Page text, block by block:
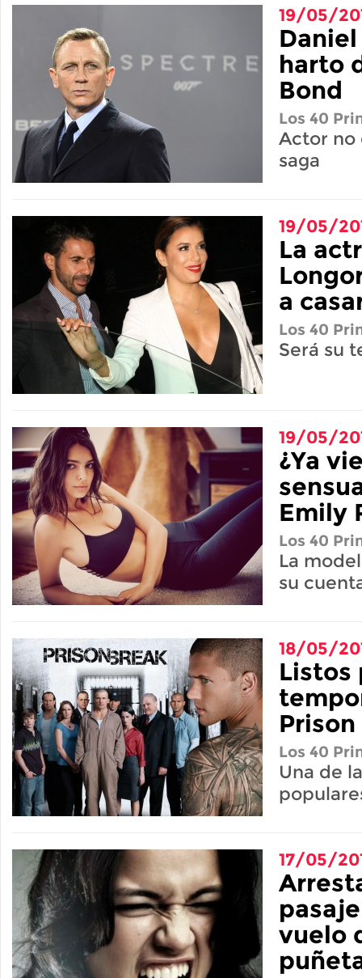
19/05/
harto
Bond
Los 40
Actor no
saga
19/05/
La
a
Los 40
Será su
19/05/
¿Ya
Emily
Los 40
La
su
18/05/
Listos
Los 40
Una de
17/05/
vuelo